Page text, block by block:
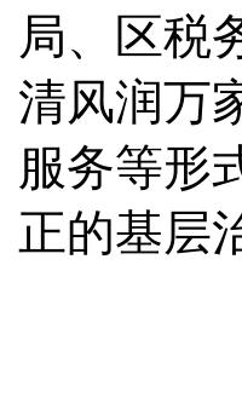
局、区税
清风润万
服务等形
正的基层